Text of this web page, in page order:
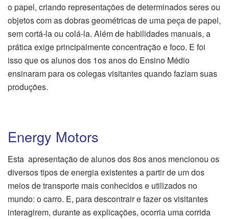
o papel, criando representações de determinados seres ou
objetos com as dobras geométricas de uma peça de papel,
sem cortá-la ou colá-la. Além de habilidades manuais, a
prática exige principalmente concentração e foco. E foi
isso que os alunos dos 1os anos do Ensino Médio
ensinaram para os colegas visitantes quando faziam suas
produções.
Energy Motors
Esta apresentação de alunos dos 8os anos mencionou os
diversos tipos de energia existentes a partir de um dos
meios de transporte mais conhecidos e utilizados no
mundo: o carro. E, para descontrair e fazer os visitantes
interagirem, durante as explicações, ocorria uma corrida